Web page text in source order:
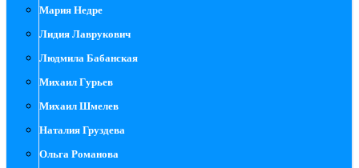
Мария Недре
Лидия Лаврукович
Людмила Бабанская
Михаил Гурьев
Михаил Шмелев
Наталия Груздева
Ольга Романова